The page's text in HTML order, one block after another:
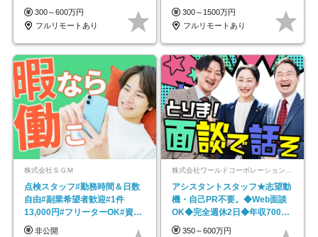
在宅勤務手当あり
300～600万円
フルリモートあり
円～／年休130日以上
300～1500万円
フルリモートあり
株式会社ＳＧＭ
点検スタッフ#勤務時間＆日数
自由#副業希望者歓迎#1件
13,000円#フリーターOK#資格
スキル不要
非公開
アシスタントスタッフ★志望動
機・自己PR不要。◆Web面談
OK◆完全週休2日◆年収700万
円可/p13
350～600万円